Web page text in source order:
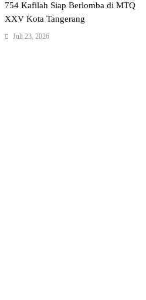
754 Kafilah Siap Berlomba di MTQ
XXV Kota Tangerang
Juli 23, 2026